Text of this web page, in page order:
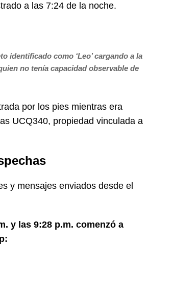
a las 7:24 de la noche.
identificado como ‘Leo’ cargando a la
no tenía capacidad observable de
por los pies mientras era
UCQ340, propiedad vinculada a
y mensajes enviados desde el
y las 9:28 p.m. comenzó a